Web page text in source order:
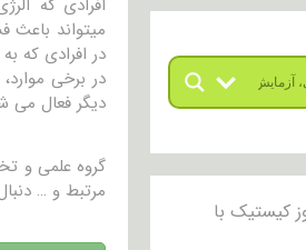
کیستیک با
افرادی که
میتواند
در افرادی که
در برخی
دیگر فعال می
گروه علمی و
مرتبط و …